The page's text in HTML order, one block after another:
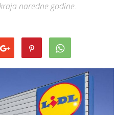
naredne godine.